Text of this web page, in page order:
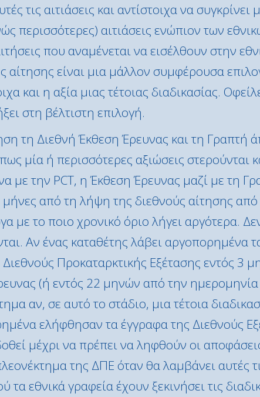
τις αιτιάσεις και αντίστοιχα να
περισσότερες) αιτιάσεις ενώπιον των
που αναμένεται να εισέλθουν στην
αίτησης είναι μια μάλλον συμφέρουσα
και η αξία μιας τέτοιας διαδικασίας.
στη βέλτιστη επιλογή.
τη Διεθνή Έκθεση Έρευνας και τη Γραπτή
μία ή περισσότερες αξιώσεις στερούνται
με την PCT, η Έκθεση Έρευνας μαζί με τη
μήνες από τη λήψη της διεθνούς αίτησης
με το ποιο χρονικό όριο λήγει αργότερα.
Αν ένας καταθέτης λάβει αργοπορημένα
Προκαταρκτικής Εξέτασης εντός 3
(ή εντός 22 μηνών από την ημερομηνία
αν, σε αυτό το στάδιο, μια τέτοια
ελήφθησαν τα έγγραφα της Διεθνούς
μέχρι να πρέπει να ληφθούν οι
της ΔΠΕ όταν θα λαμβάνει αυτές
εθνικά γραφεία έχουν ξεκινήσει τις